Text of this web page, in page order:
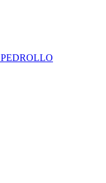
PEDROLLO